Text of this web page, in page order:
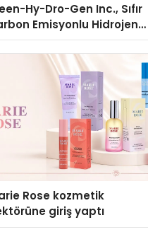
Hy-Dro-Gen Inc., Sıfır
Emisyonlu Hidrojen
Teknolojisinde ISO ve
Düzenleyici Onaylarını
Rose kozmetik
giriş yaptı